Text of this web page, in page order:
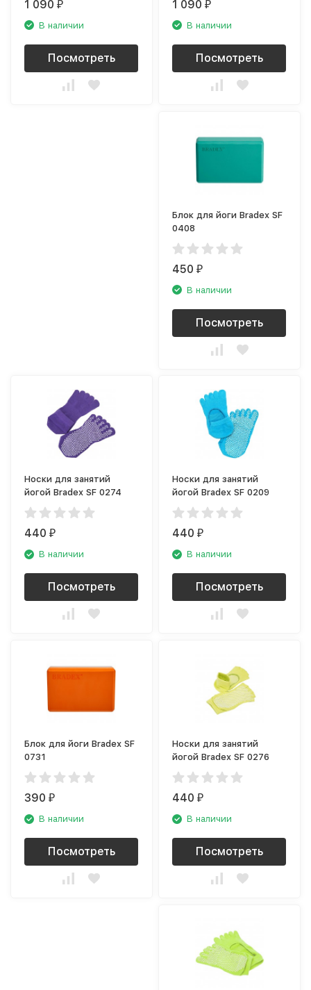
1 090₽
В наличии
Посмотреть
1 090₽
В наличии
Посмотреть
Блок для йоги Bradex SF
0408
450₽
В наличии
Посмотреть
Носки для занятий
йогой Bradex SF 0274
440₽
В наличии
Посмотреть
Носки для занятий
йогой Bradex SF 0209
440₽
В наличии
Посмотреть
Блок для йоги Bradex SF
0731
390₽
В наличии
Посмотреть
Носки для занятий
йогой Bradex SF 0276
440₽
В наличии
Посмотреть